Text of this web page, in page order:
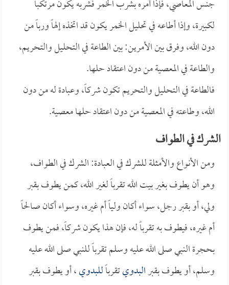
جنس المعاصي، فإذا أمره بشرب الخمر فشربه يكون مرتكباً
لكبيرة، وإذا أطاعه في تحليل الخمر يكون قد اتخذه إلهاً ورباً من
دون الله، وفرق بين الأمرين: بين الطاعة في التحليل والتحريم،
والطاعة في المعصية من دون اعتقاد حلها.
فالطاعة في التحليل والتحريم تكون شركاً، وعبادة له من دون
الله، وطاعته في المعصية من دون اعتقاد حلها معصية.
الشرك في الطواف
ومن الأنواع والأمثلة للشرك في العبادة: الشرك في الطواف،
وهو أن يطوف بغير بيت الله تقرباً لغير الله، كمن يطوف بقبر
ولي، أو بقبر رجل، سواء أكان ولياً أم غيره، وسواء أكان صالحاً
أم غيره، فيطوف به تقرباً له، فإن هذا يكون شركاً، فمن يطوف
بحجرة النبي صلى الله عليه وسلم تقرباً للنبي صلى الله عليه
وسلم، أو يطوف بقبرالبدويتقرباًللبدوي، أو يطوف بقبر